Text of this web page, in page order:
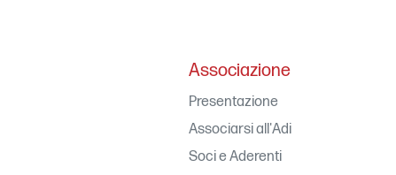
Associazione
Presentazione
Associarsi all'Adi
Soci e Aderenti